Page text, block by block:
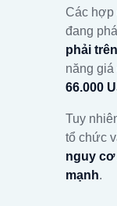
Các hợp
đang
phải
năng giá
66.000
Tuy
tổ chức
nguy cơ
mạnh.